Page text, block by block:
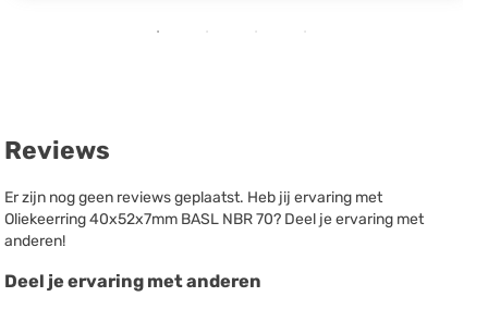
Reviews
Er zijn nog geen reviews geplaatst. Heb jij ervaring met
Oliekeerring 40x52x7mm BASL NBR 70? Deel je ervaring met
anderen!
Deel je ervaring met anderen